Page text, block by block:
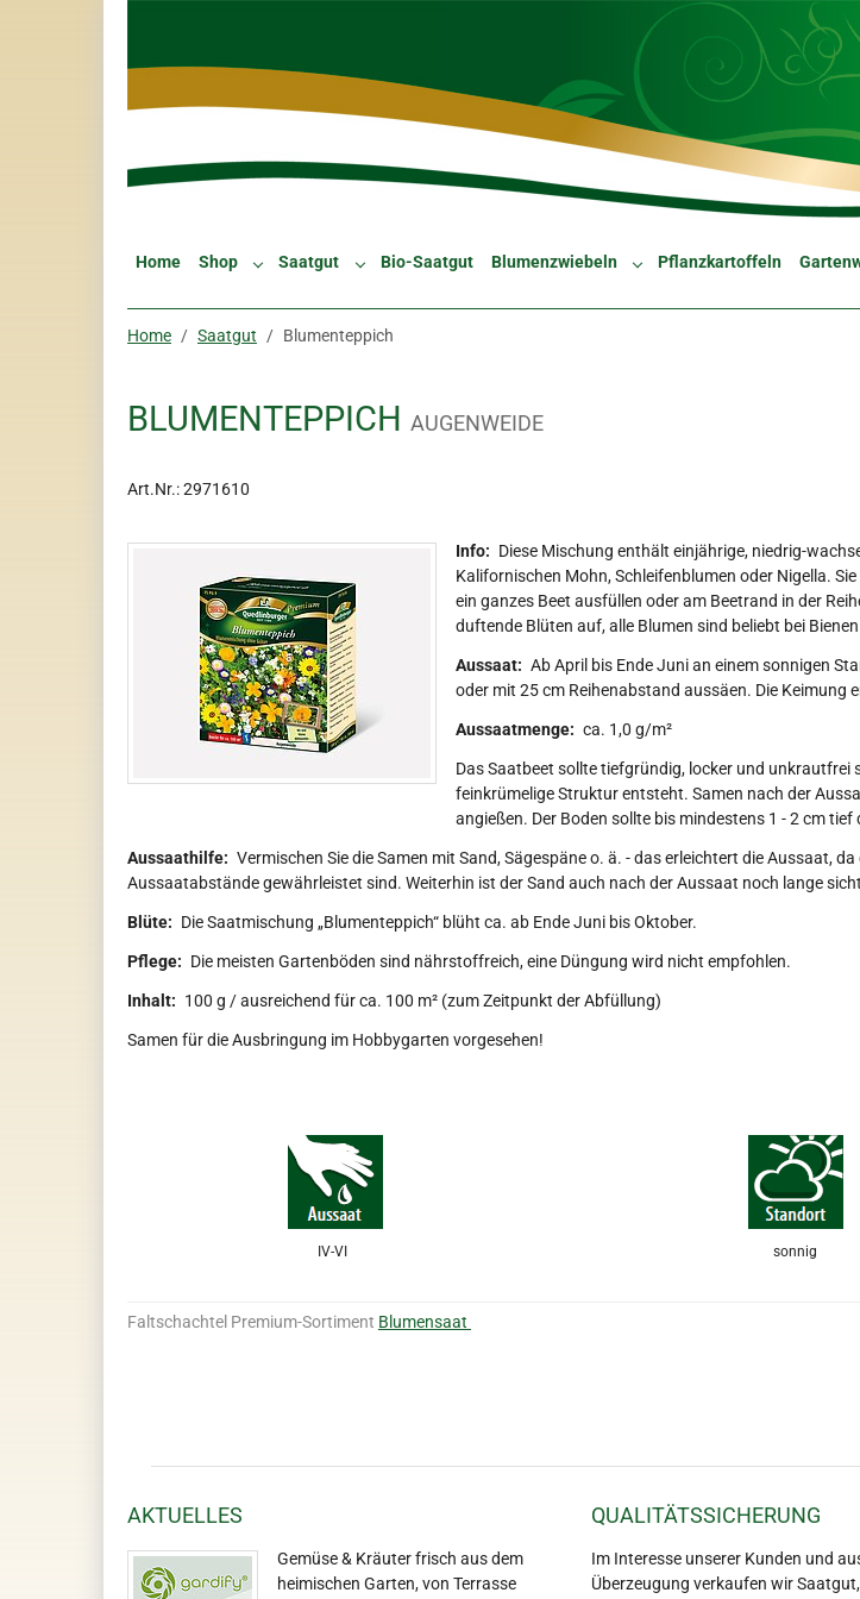
Home Shop Submenu for "Shop"
Saatgut Submenu for "Saatgut"
Bio-Saatgut Blumenzwiebeln Submenu for
Pflanzkartoffeln
Home Saatgut Blumenteppich
BLUMENTEPPICH AUGENWEIDE
Art.Nr.:2971610
Info: Diese Mischung enthält einjährige, niedrig-
Kalifornischen Mohn, Schleifenblumen oder Nigella.
ein ganzes Beet ausfüllen oder am Beetrand in der
duftende Blüten auf, alle Blumen sind beliebt bei
Aussaat: Ab April bis Ende Juni an einem sonnigen
oder mit 25 cm Reihenabstand aussäen. Die Keimung
Aussaatmenge: ca. 1,0 g/m²
Das Saatbeet sollte tiefgründig, locker und unkrautfrei
feinkrümelige Struktur entsteht. Samen nach der
angießen. Der Boden sollte bis mindestens 1 - 2 cm
Aussaathilfe: Vermischen Sie die Samen mit Sand, Sägespäne o. ä. - das erleichtert die Aussaat,
Aussaatabstände gewährleistet sind. Weiterhin ist der Sand auch nach der Aussaat noch lange
Blüte: Die Saatmischung „Blumenteppich“ blüht ca. ab Ende Juni bis Oktober.
Pflege: Die meisten Gartenböden sind nährstoffreich, eine Düngung wird nicht empfohlen.
Inhalt: 100 g / ausreichend für ca. 100 m² (zum Zeitpunkt der Abfüllung)
Samen für die Ausbringung im Hobbygarten vorgesehen!
IV-VI sonnig
Faltschachtel Premium-Sortiment Blumensaat
AKTUELLES
Gemüse & Kräuter frisch aus dem
heimischen Garten, von Terrasse
QUALITÄTSSICHERUNG
Im Interesse unserer Kunden und
Überzeugung verkaufen wir